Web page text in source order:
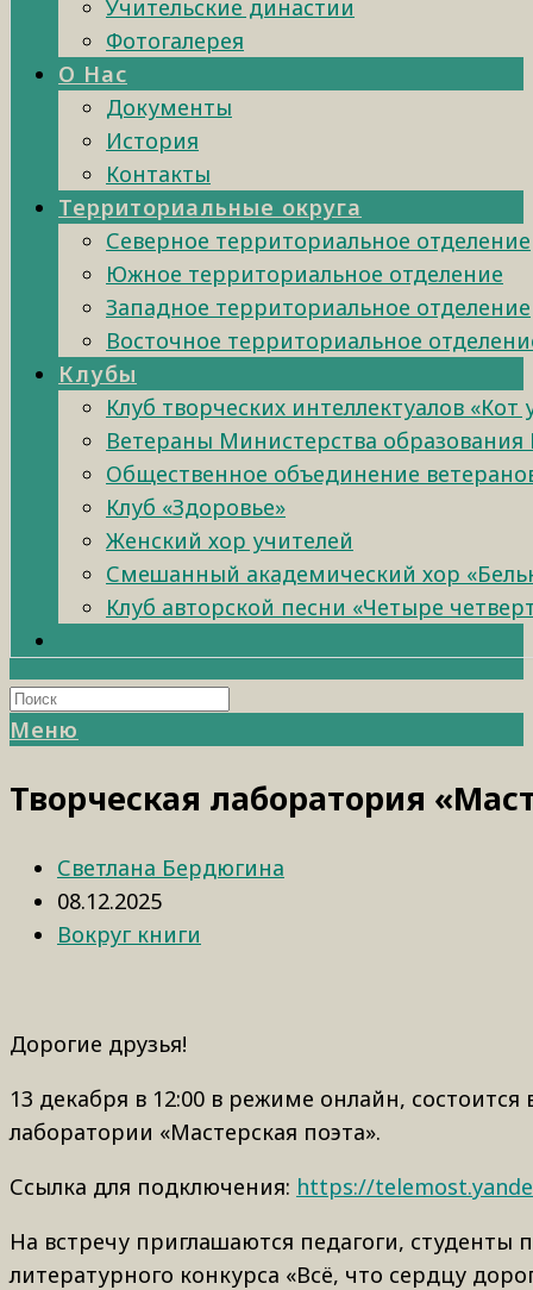
Учительские династии
Фотогалерея
О Нас
Документы
История
Контакты
Территориальные округа
Северное территориальное отделение
Южное территориальное отделение
Западное территориальное отделение
Восточное территориальное
Клубы
Клуб творческих интеллектуалов «Кот
Ветераны Министерства образования
Общественное объединение
Клуб «Здоровье»
Женский хор учителей
Смешанный академический хор
Клуб авторской песни «Четыре
Меню
Творческая лаборатория
Светлана Бердюгина
08.12.2025
Вокруг книги
Дорогие друзья!
13 декабря в 12:00 в режиме онлайн,
лаборатории «Мастерская поэта».
Ссылка для подключения: https://
На встречу приглашаются педагоги, студенты
литературного конкурса «Всё, что сердцу